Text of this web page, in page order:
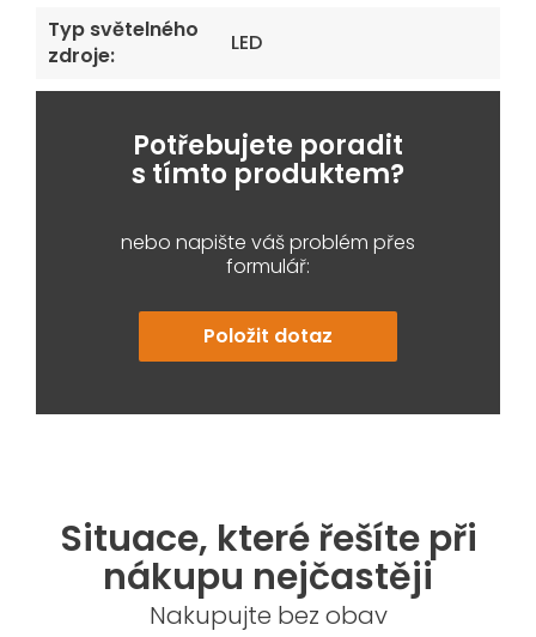
Typ světelného
zdroje: LED
Potřebujete poradit
s tímto produktem?
nebo napište váš problém přes
formulář:
Položit dotaz
Situace, které řešíte při
nákupu nejčastěji
Nakupujte bez obav